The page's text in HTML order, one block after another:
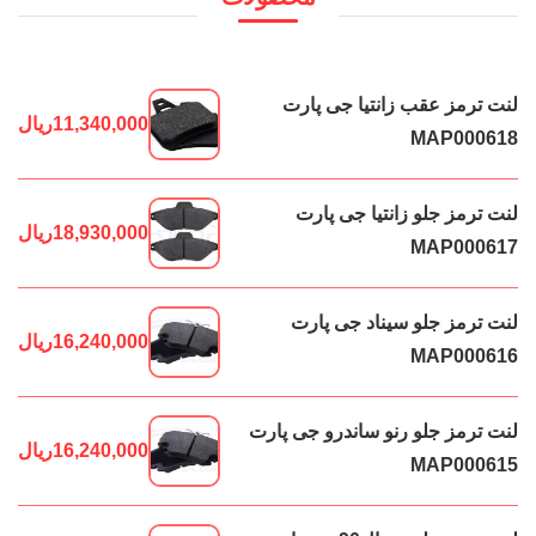
لنت ترمز عقب زانتیا جی پارت
MAP000618
11,340,000ریال
لنت ترمز جلو زانتیا جی پارت
MAP000617
18,930,000ریال
لنت ترمز جلو سیناد جی پارت
MAP000616
16,240,000ریال
لنت ترمز جلو رنو ساندرو جی پارت
MAP000615
16,240,000ریال